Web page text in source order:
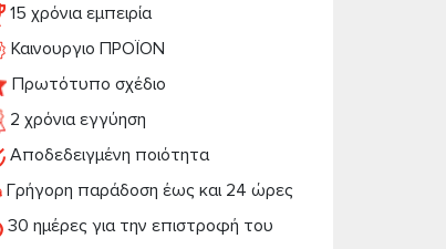
15 χρόνια εμπειρία
Καινουργιο ΠΡΟΪΟΝ
Πρωτότυπο σχέδιο
2 χρόνια εγγύηση
Αποδεδειγμένη ποιότητα
Γρήγορη παράδοση έως και 24 ώρες
30 ημέρες για την επιστροφή του